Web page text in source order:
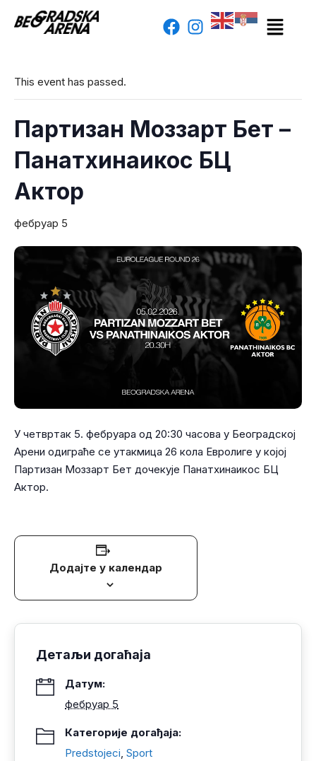
This event has passed.
Партизан Моззарт Бет –
Панатхинаикос БЦ
Актор
фебруар 5
У четвртак 5. фебруара од 20:30 часова у Београдској
Арени одиграће се утакмица 26 кола Евролиге у којој
Партизан Моззарт Бет дочекује Панатхинаикос БЦ
Актор.
Додајте у календар
Детаљи догаћаја
Датум:
фебруар 5
Категорије догађаја:
Predstojeci Sport